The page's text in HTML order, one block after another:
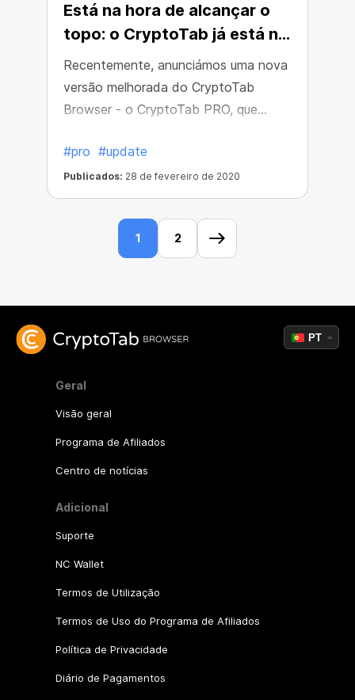
Está na hora de alcançar o
topo: o CryptoTab já está no
TOP 5 do Google Play
Recentemente, anunciámos uma nova
versão melhorada do CryptoTab
Browser - o CryptoTab PRO, que
mineração ainda mais rápida.
#pro #update
Publicados: 28 de fevereiro de 2020
1 2
Geral
Visão geral
Programa de Afiliados
Centro de notícias
Adicional
Suporte
NC Wallet
Termos de Utilização
Termos de Uso do Programa de Afiliados
Política de Privacidade
Diário de Pagamentos
PT